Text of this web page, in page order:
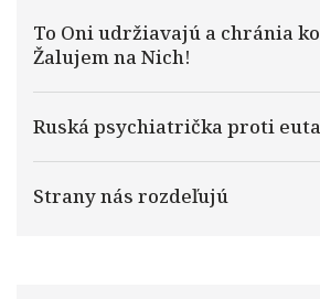
To Oni udržiavajú a chránia
Žalujem na Nich!
Ruská psychiatrička proti
Strany nás rozdeľujú